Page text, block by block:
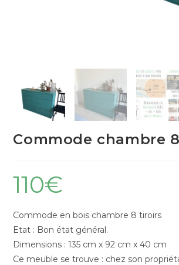
Commode chambre
110€
Commode en bois chambre 8 tiroirs
Etat : Bon état général.
Dimensions : 135 cm x 92 cm x 40 cm
Ce meuble se trouve : chez son